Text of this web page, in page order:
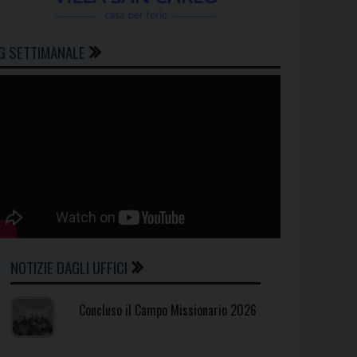
SETTIMANALE
NOTIZIE DAGLI UFFICI
Concluso il Campo Missionario 2026